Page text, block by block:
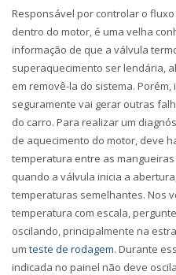
Responsável por controlar o
dentro do motor, é uma velha
informação de que a válvula
superaquecimento ser lendária,
em removê-la do sistema.
seguramente vai gerar outras
do carro. Para realizar um
de aquecimento do motor, deve
temperatura entre as
quando a válvula inicia a
temperaturas semelhantes. Nos
temperatura com escala,
oscilando, principalmente na
um teste de rodagem. Durante
indicada no painel não deve